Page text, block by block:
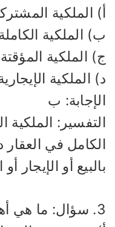
الملكية المشتركة.
الملكية الكاملة
الملكية المؤقتة.
الملكية الإيجارية.
ب
الملكية
في العقار
أو الإيجار أو